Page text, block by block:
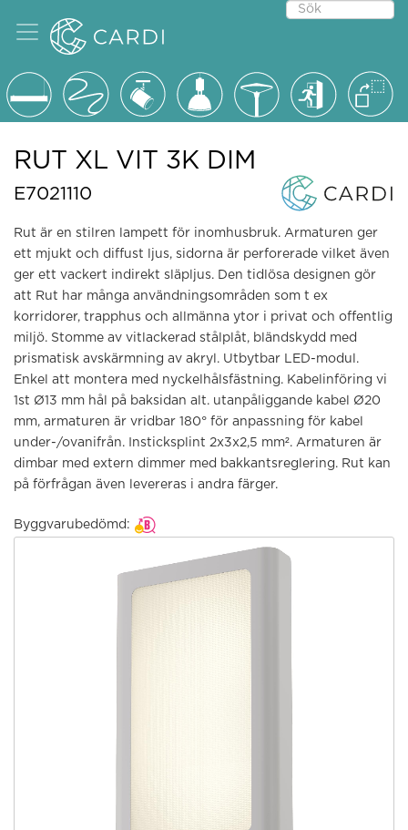
RUT XL VIT 3K DIM
E7021110
Rut är en stilren lampett för inomhusbruk. Armaturen ger
ett mjukt och diffust ljus, sidorna är perforerade vilket även
ger ett vackert indirekt släpljus. Den tidlösa designen gör
att Rut har många användningsområden som t ex
korridorer, trapphus och allmänna ytor i privat och offentlig
miljö. Stomme av vitlackerad stålplåt, bländskydd med
prismatisk avskärmning av akryl. Utbytbar LED-modul.
Enkel att montera med nyckelhålsfästning. Kabelinföring vi
1st Ø13 mm hål på baksidan alt. utanpåliggande kabel Ø20
mm, armaturen är vridbar 180° för anpassning för kabel
under-/ovanifrån. Insticksplint 2x3x2,5 mm². Armaturen är
dimbar med extern dimmer med bakkantsreglering. Rut kan
på förfrågan även levereras i andra färger.
Byggvarubedömd: